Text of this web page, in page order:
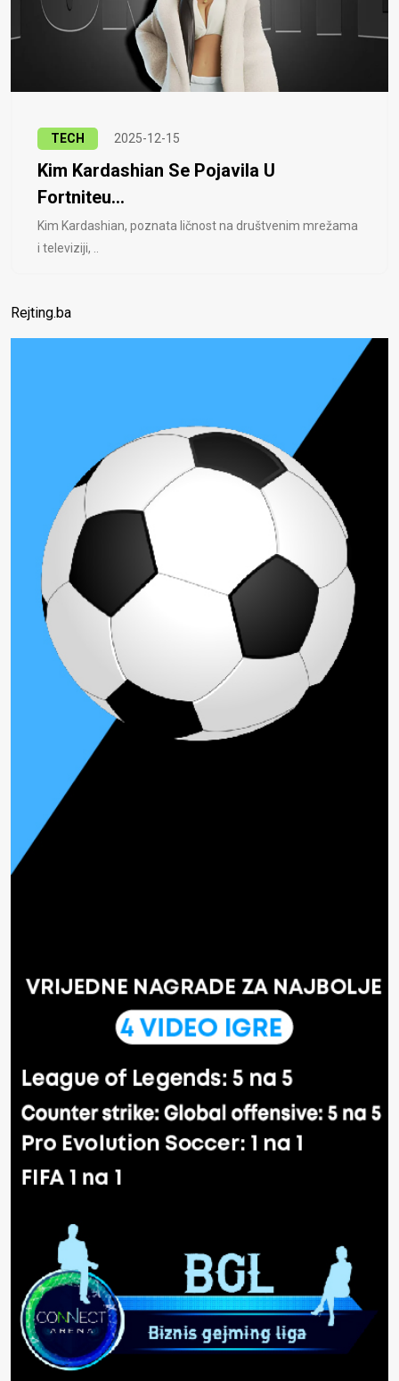
TECH 2025-12-15
Kim Kardashian Se Pojavila U
Fortniteu...
Kim Kardashian, poznata ličnost na društvenim mrežama
i televiziji, ..
Rejting.ba